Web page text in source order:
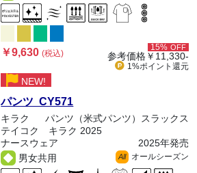
￥9,630(税込)
15% OFF
参考価格￥11,330-
1%ポイント 還元
NEW!
パンツ CY571
キラク
パンツ（米式パンツ）スラックス
テイコク キラク 2025
ナースウェア
2025年発売
男女共用
All オールシーズン